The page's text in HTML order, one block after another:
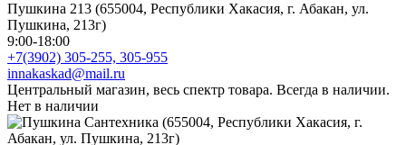
Пушкина 213 (655004, Республики Хакасия, г. Абакан, ул.
Пушкина, 213г)
9:00-18:00
+7(3902) 305-255, 305-955
innakaskad@mail.ru
Центральный магазин, весь спектр товара. Всегда в наличии.
Нет в наличии